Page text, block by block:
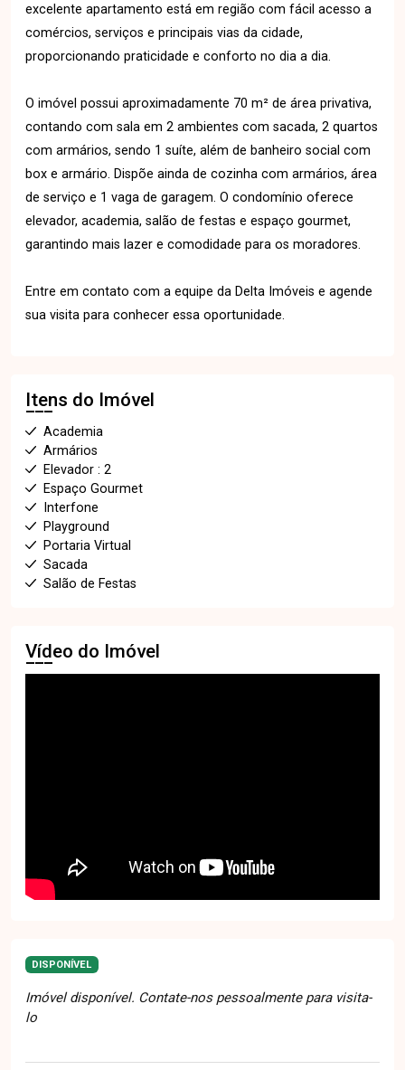
excelente apartamento está em região com fácil acesso a
comércios, serviços e principais vias da cidade,
proporcionando praticidade e conforto no dia a dia.
O imóvel possui aproximadamente 70 m² de área privativa,
contando com sala em 2 ambientes com sacada, 2 quartos
com armários, sendo 1 suíte, além de banheiro social com
box e armário. Dispõe ainda de cozinha com armários, área
de serviço e 1 vaga de garagem. O condomínio oferece
elevador, academia, salão de festas e espaço gourmet,
garantindo mais lazer e comodidade para os moradores.
Entre em contato com a equipe da Delta Imóveis e agende
sua visita para conhecer essa oportunidade.
Itens do Imóvel
Academia
Armários
Elevador : 2
Espaço Gourmet
Interfone
Playground
Portaria Virtual
Sacada
Salão de Festas
Vídeo do Imóvel
DISPONÍVEL
Imóvel disponível. Contate-nos pessoalmente para visita-
lo